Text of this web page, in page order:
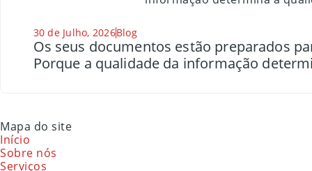
30 de Julho, 2026Blog
Os seus documentos estão preparados
Porque a qualidade da informação
Mapa do site
Início
Sobre nós
Serviços